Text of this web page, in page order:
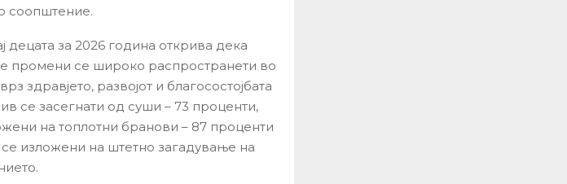
соопштение.
децата за 2026 година открива дека
промени се широко распространети во
здравјето, развојот и благосостојбата
се засегнати од суши – 73 проценти,
на топлотни бранови – 87 проценти
изложени на штетно загадување на